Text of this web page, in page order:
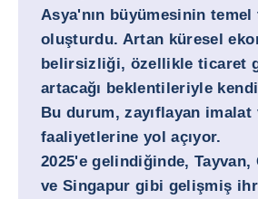
Asya'nın büyümesinin temel
oluşturdu. Artan küresel
belirsizliği, özellikle ticaret
artacağı beklentileriyle
Bu durum, zayıflayan
faaliyetlerine yol açıyor.
2025'e gelindiğinde, Tayvan,
ve Singapur gibi gelişmiş